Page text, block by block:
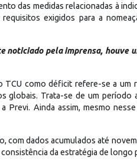
das medidas relacionadas à
exigidos para a
noticiado pela imprensa,
TCU como déficit refere-se a
globais. Trata-se de um
Previ. Ainda assim, mesmo
com dados acumulados até
da estratégia de